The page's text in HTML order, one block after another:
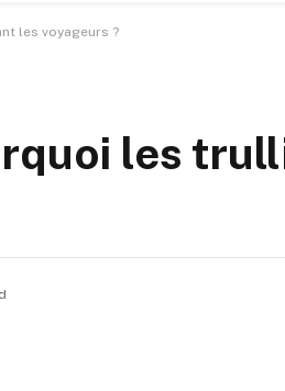
les voyageurs ?
les